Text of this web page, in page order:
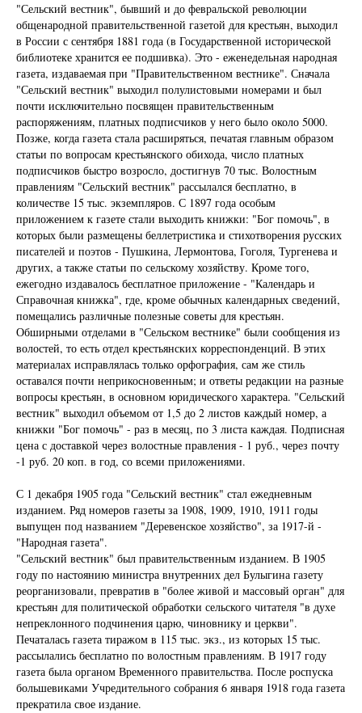
"Сельский вестник", бывший и до февральской революции
общенародной правительственной газетой для крестьян, выходил
в России с сентября 1881 года (в Государственной исторической
библиотеке хранится ее подшивка). Это - еженедельная народная
газета, издаваемая при "Правительственном вестнике". Сначала
"Сельский вестник" выходил полулистовыми номерами и был
почти исключительно посвящен правительственным
распоряжениям, платных подписчиков у него было около 5000.
Позже, когда газета стала расширяться, печатая главным образом
статьи по вопросам крестьянского обихода, число платных
подписчиков быстро возросло, достигнув 70 тыс. Волостным
правлениям "Сельский вестник" рассылался бесплатно, в
количестве 15 тыс. экземпляров. С 1897 года особым
приложением к газете стали выходить книжки: "Бог помочь", в
которых были размещены беллетристика и стихотворения русских
писателей и поэтов - Пушкина, Лермонтова, Гоголя, Тургенева и
других, а также статьи по сельскому хозяйству. Кроме того,
ежегодно издавалось бесплатное приложение - "Календарь и
Справочная книжка", где, кроме обычных календарных сведений,
помещались различные полезные советы для крестьян.
Обширными отделами в "Сельском вестнике" были сообщения из
волостей, то есть отдел крестьянских корреспонденций. В этих
материалах исправлялась только орфография, сам же стиль
оставался почти неприкосновенным; и ответы редакции на разные
вопросы крестьян, в основном юридического характера. "Сельский
вестник" выходил объемом от 1,5 до 2 листов каждый номер, а
книжки "Бог помочь" - раз в месяц, по 3 листа каждая. Подписная
цена с доставкой через волостные правления - 1 руб., через почту
-1 руб. 20 коп. в год, со всеми приложениями.
С 1 декабря 1905 года "Сельский вестник" стал ежедневным
изданием. Ряд номеров газеты за 1908, 1909, 1910, 1911 годы
выпущен под названием "Деревенское хозяйство", за 1917-й -
"Народная газета".
"Сельский вестник" был правительственным изданием. В 1905
году по настоянию министра внутренних дел Булыгина газету
реорганизовали, превратив в "более живой и массовый орган" для
крестьян для политической обработки сельского читателя "в духе
непреклонного подчинения царю, чиновнику и церкви".
Печаталась газета тиражом в 115 тыс. экз., из которых 15 тыс.
рассылались бесплатно по волостным правлениям. В 1917 году
газета была органом Временного правительства. После роспуска
большевиками Учредительного собрания 6 января 1918 года газета
прекратила свое издание.